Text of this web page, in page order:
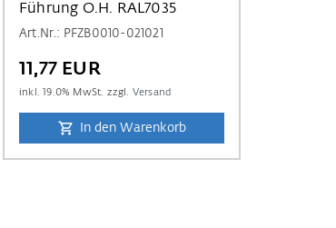
Führung O.H. RAL7035
Art.Nr.: PFZB0010-021021
11,77 EUR
inkl.19.0% MwSt. zzgl. Versand
In den Warenkorb